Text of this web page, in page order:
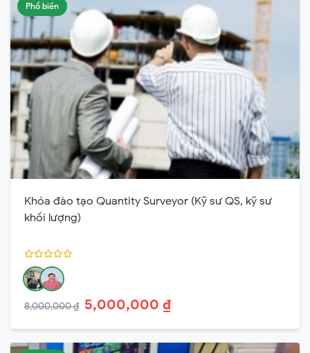
Phổ biến
Khóa đào tạo Quantity Surveyor (Kỹ sư QS, kỹ sư
khối lượng)
8,000,000 ₫ 5,000,000 ₫